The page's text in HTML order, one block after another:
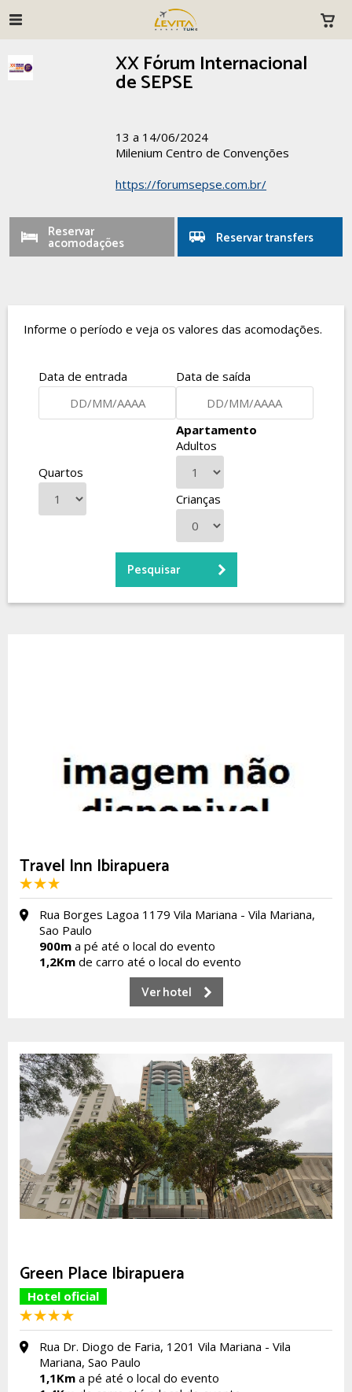
XX Fórum Internacional
de SEPSE
13 a 14/06/2024
Milenium Centro de Convenções
https://forumsepse.com.br/
Reservar
acomodações Reservar transfers
Informe o período e veja os valores das acomodações.
Data de entrada Data de saída
Quartos
Apartamento
Adultos
Crianças
Travel Inn Ibirapuera
Rua Borges Lagoa 1179 Vila Mariana - Vila Mariana,
Sao Paulo
900m a pé até o local do evento
1,2Km de carro até o local do evento
Ver hotel
Green Place Ibirapuera
Hotel oficial
Rua Dr. Diogo de Faria, 1201 Vila Mariana - Vila
Mariana, Sao Paulo
1,1Km a pé até o local do evento